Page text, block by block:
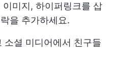
미지, 하이퍼링크를 삽
을 추가하세요.
소셜 미디어에서 친구들